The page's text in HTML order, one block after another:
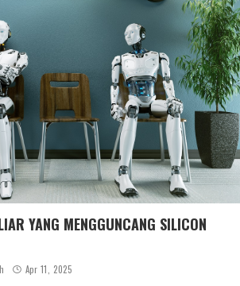
YANG MENGGUNCANG SILICON
Apr 11, 2025